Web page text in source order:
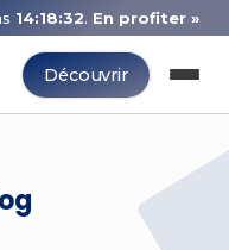
14:18:32. En profiter »
Découvrir